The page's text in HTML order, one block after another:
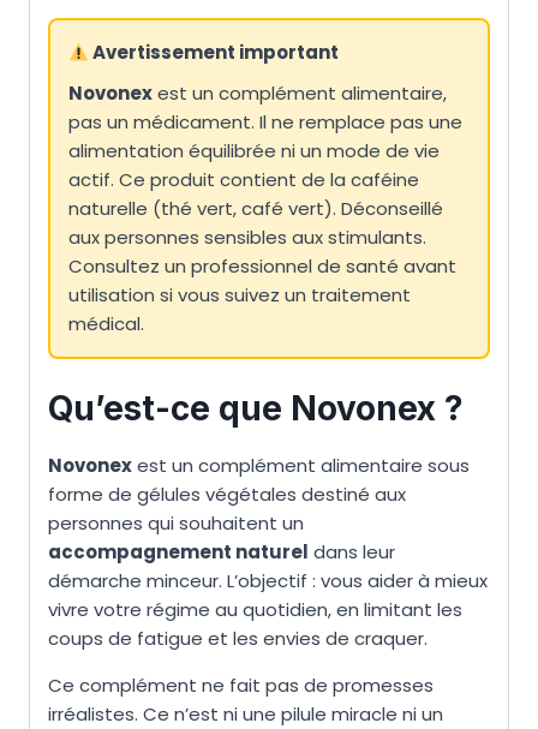
Avertissement important
Novonexest un complément alimentaire,
pas un médicament. Il ne remplace pas une
alimentation équilibrée ni un mode de vie
actif. Ce produit contient de la caféine
naturelle (thé vert, café vert). Déconseillé
aux personnes sensibles aux stimulants.
Consultez un professionnel de santé avant
utilisation si vous suivez un traitement
médical.
Qu’est-ce que Novonex ?
Novonexest un complément alimentaire sous
forme de gélules végétales destiné aux
personnes qui souhaitent un
accompagnement naturel dans leur
démarche minceur. L’objectif : vous aider à mieux
vivre votre régime au quotidien, en limitant les
coups de fatigue et les envies de craquer.
Ce complément ne fait pas de promesses
irréalistes. Ce n’est ni une pilule miracle ni un